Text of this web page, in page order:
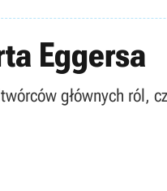
Eggersa
głównych ról,